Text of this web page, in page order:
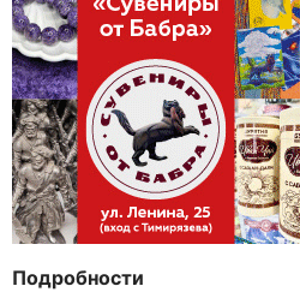
Подробности